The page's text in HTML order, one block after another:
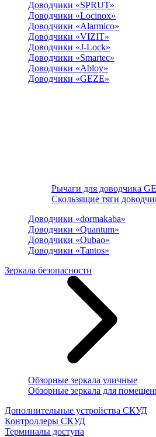
Доводчики «SPRUT»
Доводчики «Locinox»
Доводчики «Alarmico»
Доводчики «VIZIT»
Доводчики «J-Lock»
Доводчики «Smartec»
Доводчики «Abloy»
Доводчики «GEZE»
Рычаги для доводчика
Скользящие тяги
Доводчики «dormakaba»
Доводчики «Quantum»
Доводчики «Oubao»
Доводчики «Tantos»
Зеркала безопасности
Обзорные зеркала уличные
Обзорные зеркала для
Дополнительные устройства СКУД
Контроллеры СКУД
Терминалы доступа